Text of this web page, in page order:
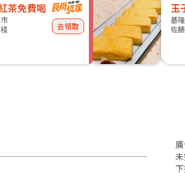
茶免費喝
去領取
玉
基
佐